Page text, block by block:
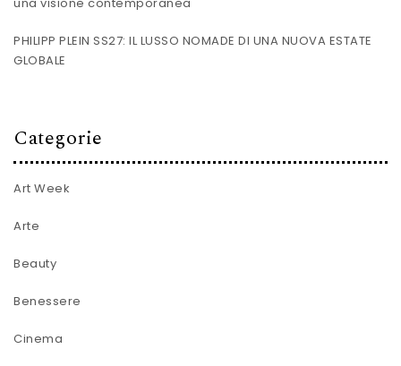
una visione contemporanea
PHILIPP PLEIN SS27: IL LUSSO NOMADE DI UNA NUOVA ESTATE
GLOBALE
Categorie
Art Week
Arte
Beauty
Benessere
Cinema